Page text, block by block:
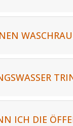
ICH DIE